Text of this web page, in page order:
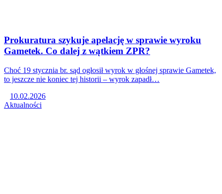
Prokuratura szykuje apelację w sprawie wyroku
Gametek. Co dalej z wątkiem ZPR?
Choć 19 stycznia br. sąd ogłosił wyrok w głośnej sprawie Gametek,
to jeszcze nie koniec tej historii – wyrok zapadł…
10.02.2026
Aktualności